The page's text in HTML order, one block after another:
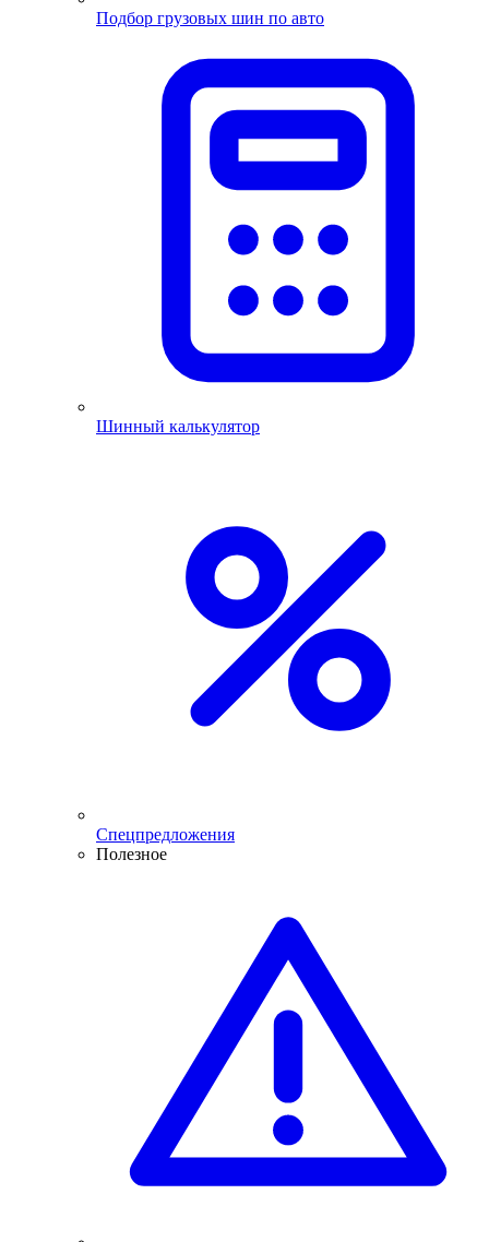
Подбор грузовых шин по авто
Шинный калькулятор
Спецпредложения
Полезное